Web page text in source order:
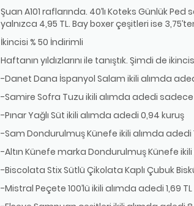
Şuan A101 raflarında. 40’lı Koteks Günlük
yalnızca 4,95 TL. Bay boxer çeşitleri ise
İkincisi % 50 İndirimli
Haftanın yıldızlarını ile tanıştık. Şimdi de
-Danet Dana İspanyol Salam ikili alımda
-Samire Sofra Tuzu ikili alımda adedi
-Pınar Yağlı Süt ikili alımda adedi 0,94 kuruş
-Sam Dondurulmuş Künefe ikili alımda adedi
-Altın Künefe marka Dondurulmuş Künefe ikili
-Biscolata Stix Sütlü Çikolata Kaplı Çubuk
-Mistral Peçete 100’lü ikili alımda adedi 1,69 TL